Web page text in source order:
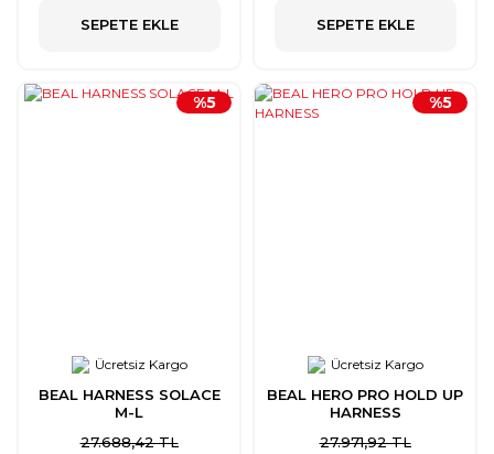
SEPETE EKLE SEPETE EKLE
Ücretsiz Kargo
BEAL HARNESS SOLACE
M-L
%5
27.688,42 TL
Ücretsiz Kargo
BEAL HERO PRO HOLD UP
HARNESS
%5
27.971,92 TL